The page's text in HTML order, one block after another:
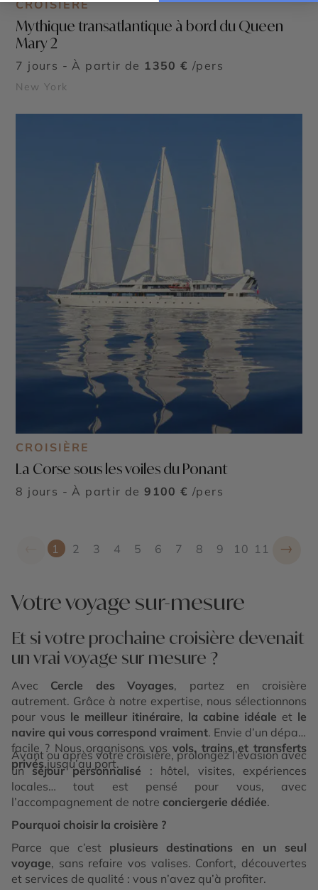
CROISIÈRE
Mythique transatlantique à bord du Queen
Mary 2
7 jours - À partir de 1350 € /pers
New York
CROISIÈRE
La Corse sous les voiles du Ponant
8 jours - À partir de9100 € /pers
1 2 3 4 5 6 7 8 9 10 11 →
Votre voyage sur-mesure
Et si votre prochaine croisière devenait
un vrai voyage sur mesure ?
Avec Cercle des Voyages, partez en croisière
autrement. Grâce à notre expertise, nous sélectionnons
pour vous le meilleur itinéraire, la cabine idéale et le
navire qui vous correspond vraiment. Envie d’un départ
facile ? Nous organisons vos vols, trains et transferts
privésjusqu’au port.
Avant ou après votre croisière, prolongez l’évasion avec
unséjour personnalisé : hôtel, visites, expériences
locales… tout est pensé pour vous, avec
l’accompagnement de notre conciergerie dédiée.
Pourquoi choisir la croisière ?
Parce que c’est plusieurs destinations en un seul
voyage, sans refaire vos valises. Confort, découvertes
et services de qualité : vous n’avez qu’à profiter.